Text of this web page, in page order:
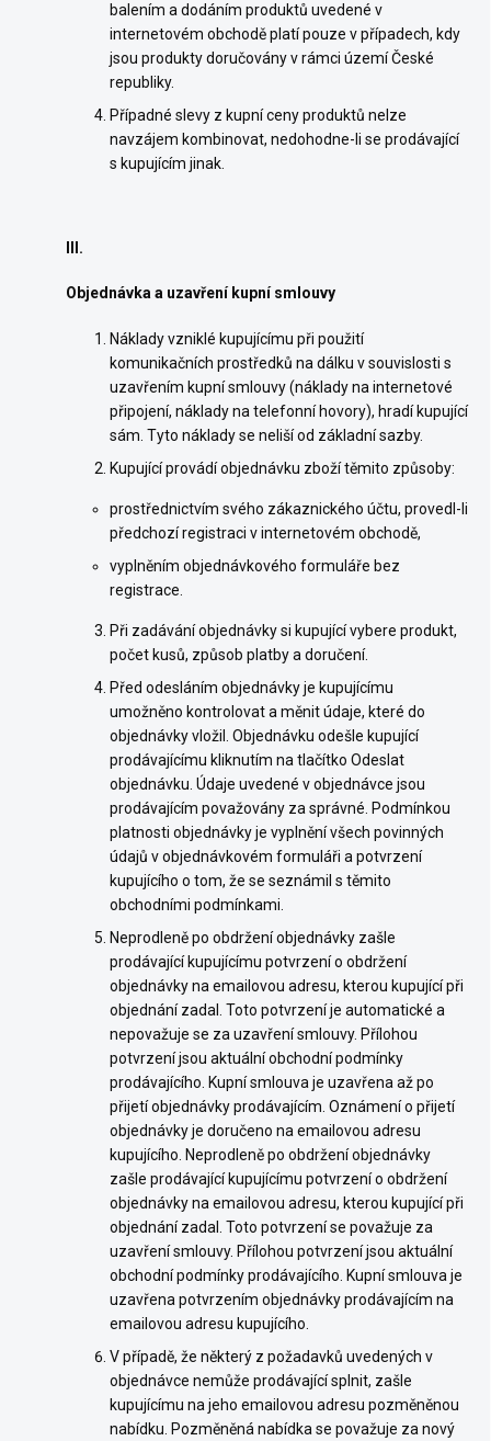
balením a dodáním produktů uvedené v
internetovém obchodě platí pouze v případech, kdy
jsou produkty doručovány v rámci území České
republiky.
Případné slevy z kupní ceny produktů nelze
navzájem kombinovat, nedohodne-li se prodávající
s kupujícím jinak.
III.
Objednávka a uzavření kupní smlouvy
Náklady vzniklé kupujícímu při použití
komunikačních prostředků na dálku v souvislosti s
uzavřením kupní smlouvy (náklady na internetové
připojení, náklady na telefonní hovory), hradí kupující
sám. Tyto náklady se neliší od základní sazby.
Kupující provádí objednávku zboží těmito způsoby:
prostřednictvím svého zákaznického účtu, provedl-li
předchozí registraci v internetovém obchodě,
vyplněním objednávkového formuláře bez
registrace.
Při zadávání objednávky si kupující vybere produkt,
počet kusů, způsob platby a doručení.
Před odesláním objednávky je kupujícímu
umožněno kontrolovat a měnit údaje, které do
objednávky vložil. Objednávku odešle kupující
prodávajícímu kliknutím na tlačítko Odeslat
objednávku. Údaje uvedené v objednávce jsou
prodávajícím považovány za správné. Podmínkou
platnosti objednávky je vyplnění všech povinných
údajů v objednávkovém formuláři a potvrzení
kupujícího o tom, že se seznámil s těmito
obchodními podmínkami.
Neprodleně po obdržení objednávky zašle
prodávající kupujícímu potvrzení o obdržení
objednávky na emailovou adresu, kterou kupující při
objednání zadal. Toto potvrzení je automatické a
nepovažuje se za uzavření smlouvy. Přílohou
potvrzení jsou aktuální obchodní podmínky
prodávajícího. Kupní smlouva je uzavřena až po
přijetí objednávky prodávajícím. Oznámení o přijetí
objednávky je doručeno na emailovou adresu
kupujícího. Neprodleně po obdržení objednávky
zašle prodávající kupujícímu potvrzení o obdržení
objednávky na emailovou adresu, kterou kupující při
objednání zadal. Toto potvrzení se považuje za
uzavření smlouvy. Přílohou potvrzení jsou aktuální
obchodní podmínky prodávajícího. Kupní smlouva je
uzavřena potvrzením objednávky prodávajícím na
emailovou adresu kupujícího.
V případě, že některý z požadavků uvedených v
objednávce nemůže prodávající splnit, zašle
kupujícímu na jeho emailovou adresu pozměněnou
nabídku. Pozměněná nabídka se považuje za nový